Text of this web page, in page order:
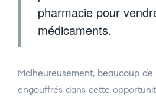
pharmacie pour
médicaments.
Malheureusement, beaucoup
engouffrés dans cette